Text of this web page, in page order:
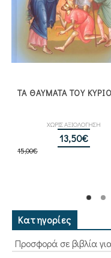
ΤΑ ΘΑΥΜΑΤΑ ΤΟΥ
ΧΩΡΙΣ ΑΞΙΟΛΟΓΗΣΗ
15,00€
Original
13,50€
Κατηγορίες
Προσφορά σε βιβλία